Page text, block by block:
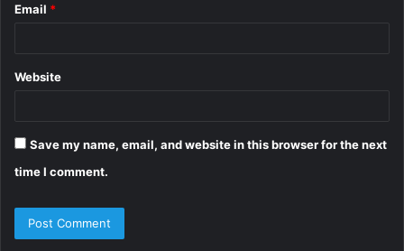
Email *
Website
Save my name, email, and website in this browser for the next
time I comment.